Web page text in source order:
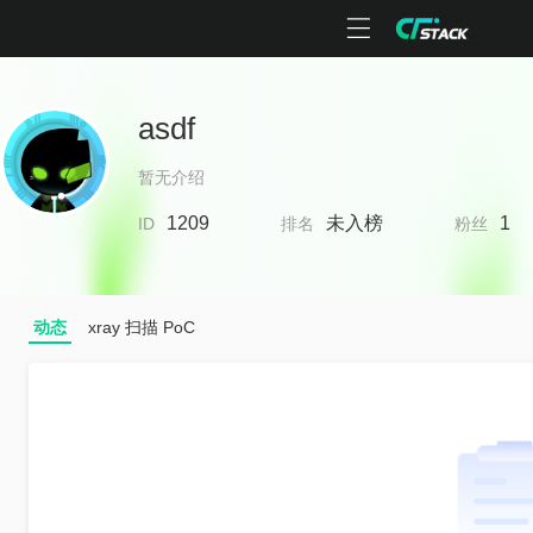
asdf
暂无介绍
ID 1209 排名 未入榜 粉丝 1
动态 xray 扫描 PoC